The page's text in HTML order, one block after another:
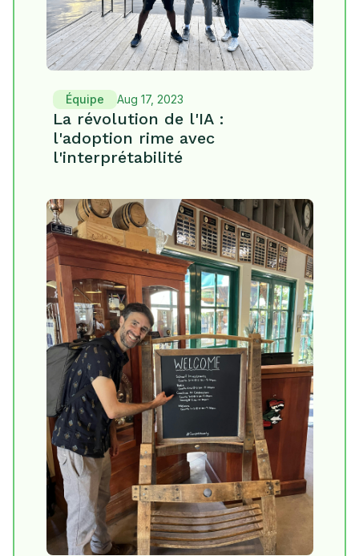
Équipe Aug 17, 2023
La révolution de l'IA :
l'adoption rime avec
l'interprétabilité